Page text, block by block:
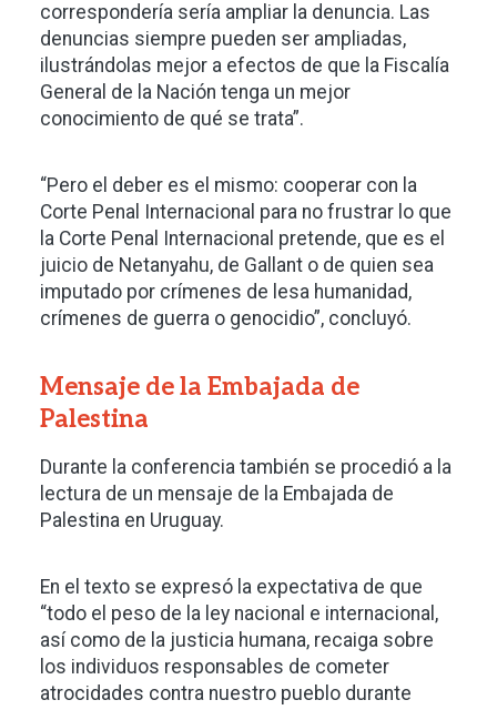
correspondería sería ampliar la denuncia. Las
denuncias siempre pueden ser ampliadas,
ilustrándolas mejor a efectos de que la Fiscalía
General de la Nación tenga un mejor
conocimiento de qué se trata”.
“Pero el deber es el mismo: cooperar con la
Corte Penal Internacional para no frustrar lo que
la Corte Penal Internacional pretende, que es el
juicio de Netanyahu, de Gallant o de quien sea
imputado por crímenes de lesa humanidad,
crímenes de guerra o genocidio”, concluyó.
Mensaje de la Embajada de
Palestina
Durante la conferencia también se procedió a la
lectura de un mensaje de la Embajada de
Palestina en Uruguay.
En el texto se expresó la expectativa de que
“todo el peso de la ley nacional e internacional,
así como de la justicia humana, recaiga sobre
los individuos responsables de cometer
atrocidades contra nuestro pueblo durante